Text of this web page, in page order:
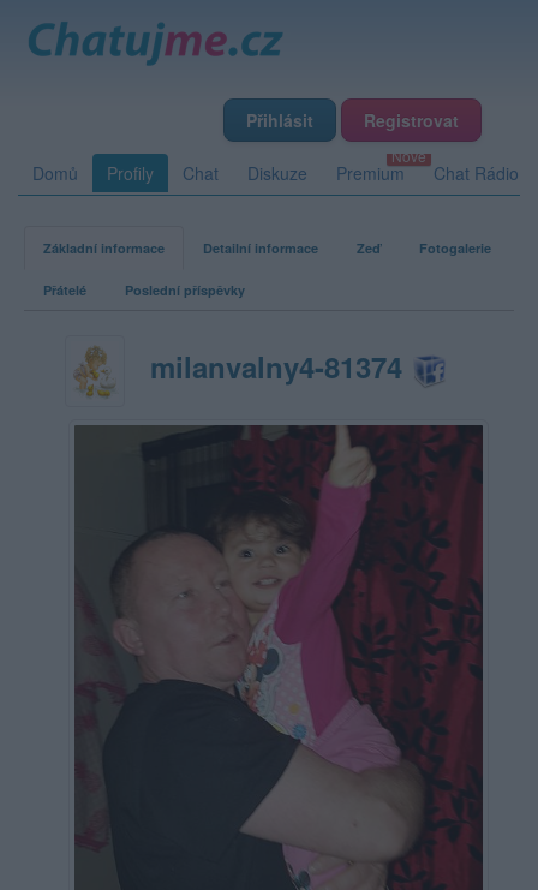
Přihlásit Registrovat
Domů Profily Chat Diskuze Premium Chat Rádio
Základní informace Detailní informace Zeď Fotogalerie
Přátelé Poslední příspěvky
milanvalny4-81374